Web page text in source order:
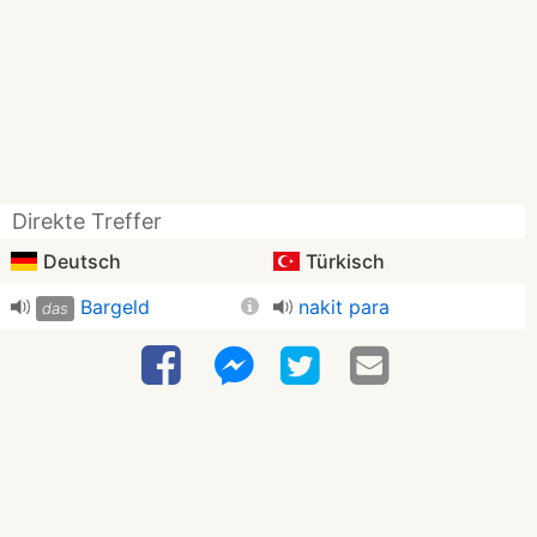
Direkte Treffer
Deutsch Türkisch
das Bargeld nakit para